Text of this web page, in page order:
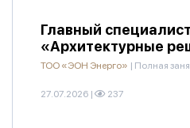
Главный
«Архитектурные
ТОО «ЭОН Энерго» | Полная
27.07.2026 | 237